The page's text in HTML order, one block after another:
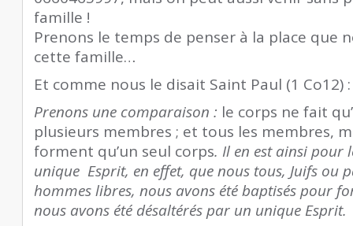
famille !
Prenons le temps de penser à la place que
cette famille…
Et comme nous le disait Saint Paul (1 Co12) :
Prenons une comparaison : le corps ne fait
plusieurs membres ; et tous les membres,
forment qu’un seul corps. Il en est ainsi pour
unique Esprit, en effet, que nous tous, Juifs ou
hommes libres, nous avons été baptisés pour
nous avons été désaltérés par un unique Esprit.